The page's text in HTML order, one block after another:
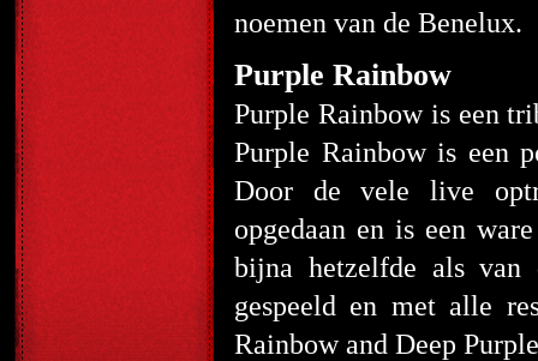
noemen van de Benelux.
Purple Rainbow
Purple Rainbow is een
Purple Rainbow is een
Door de vele live
opgedaan en is een
bijna hetzelfde als van
gespeeld en met alle
Rainbow and Deep